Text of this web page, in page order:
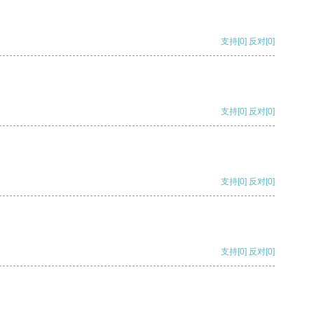
支持[0] 反对[0]
支持[0] 反对[0]
支持[0] 反对[0]
支持[0] 反对[0]